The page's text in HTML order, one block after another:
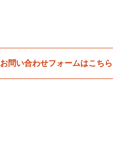
お問い合わせフォームはこちら